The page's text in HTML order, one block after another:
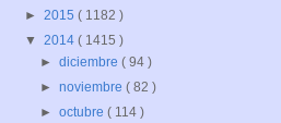
► 2015 ( 1182 )
▼ 2014 ( 1415 )
►diciembre( 94 )
►noviembre( 82 )
►octubre( 114 )